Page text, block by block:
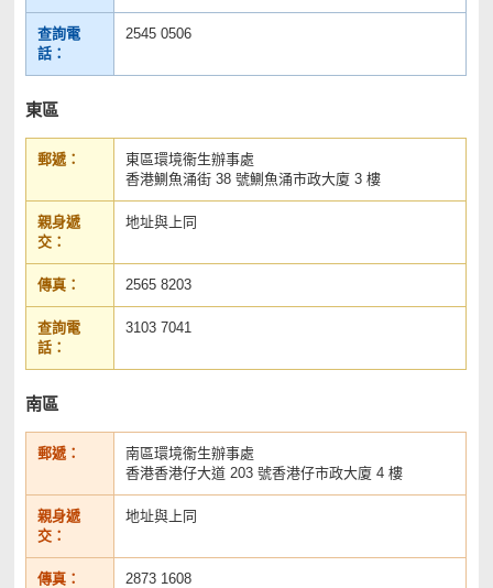
查詢電
話：
2545 0506
東區
郵遞：
東區環境衞生辦事處
香港鰂魚涌街 38 號鰂魚涌市政大廈 3 樓
親身遞
交：
地址與上同
傳真： 2565 8203
查詢電
話：
3103 7041
南區
郵遞：
南區環境衞生辦事處
香港香港仔大道 203 號香港仔市政大廈 4 樓
親身遞
交：
地址與上同
傳真： 2873 1608